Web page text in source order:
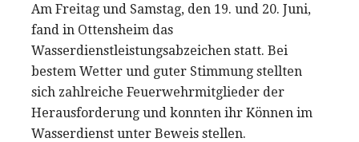
Am Freitag und Samstag, den 19. und 20. Juni,
fand in Ottensheim das
Wasserdienstleistungsabzeichen statt. Bei
bestem Wetter und guter Stimmung stellten
sich zahlreiche Feuerwehrmitglieder der
Herausforderung und konnten ihr Können im
Wasserdienst unter Beweis stellen.